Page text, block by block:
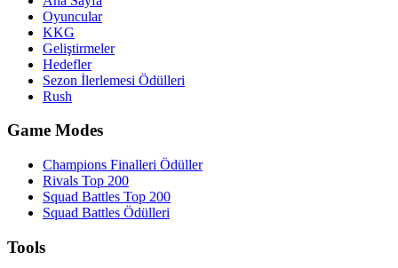
Oyuncular
KKG
Geliştirmeler
Hedefler
Sezon İlerlemesi Ödülleri
Rush
Game Modes
Champions Finalleri Ödüller
Rivals Top 200
Squad Battles Top 200
Squad Battles Ödülleri
Tools